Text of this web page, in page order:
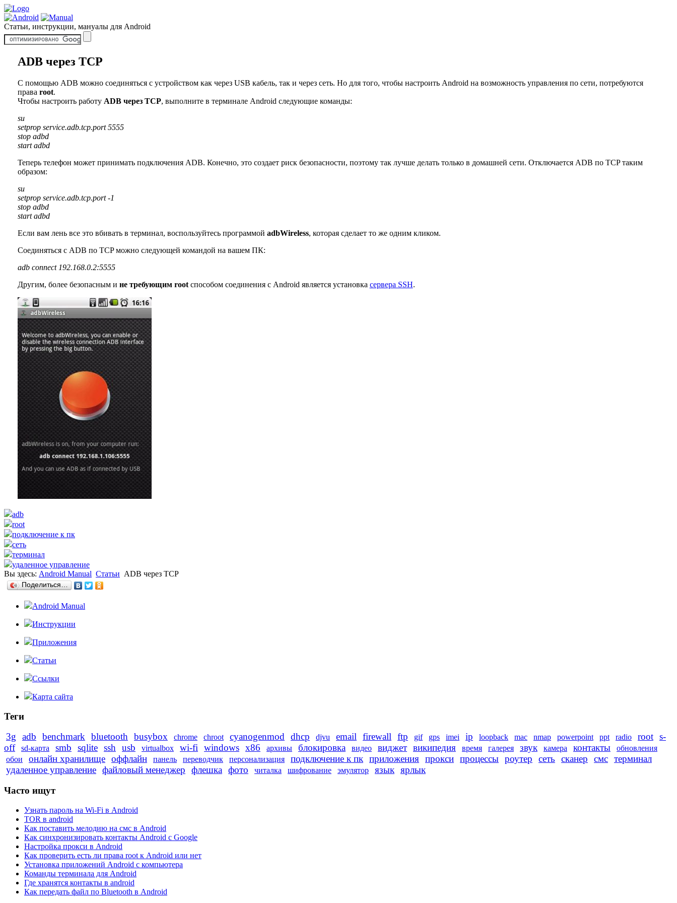
Статьи, инструкции, мануалы для Android
ADB через TCP
С помощью ADB можно соединяться с устройством как через USB кабель, так и через сеть. Но для того, чтобы настроить Android на возможность управления по сети, потребуются
права root.
Чтобы настроить работу ADB через TCP, выполните в терминале Android следующие команды:
su
setprop service.adb.tcp.port 5555
stop adbd
start adbd
Теперь телефон может принимать подключения ADB. Конечно, это создает риск безопасности, поэтому так лучше делать только в домашней сети. Отключается ADB по TCP таким
образом:
su
setprop service.adb.tcp.port -1
stop adbd
start adbd
Если вам лень все это вбивать в терминал, воспользуйтесь программой adbWireless, которая сделает то же одним кликом.
Соединяться с ADB по TCP можно следующей командой на вашем ПК:
adb connect 192.168.0.2:5555
Другим, более безопасным и не требующим rootспособом соединения с Android является установка сервера SSH.
adb
root
подключение к пк
сеть
терминал
удаленное управление
Вы здесь: Android Manual Статьи ADB через TCP
Поделиться…
Android Manual
Инструкции
Приложения
Статьи
Ссылки
Карта сайта
Теги
3g
adb benchmark bluetooth busybox chrome chroot cyanogenmod dhcp djvu email firewall ftp gif gps imei ip loopback mac nmap powerpoint ppt radio root s-
off
sd-карта smb sqlite ssh usb virtualbox wi-fi windows x86 архивы блокировка видео виджет википедия время галерея звук камера контакты
обновления
обои
онлайн хранилище оффлайн панель переводчик персонализация подключение к пк приложения прокси процессы роутер сеть сканер смс терминал
удаленное управление файловый менеджер флешка фото читалка шифрование эмулятор язык ярлык
Часто ищут
Узнать пароль на Wi-Fi в Android
TOR в android
Как поставить мелодию на смс в Android
Как синхронизировать контакты Android с Google
Настройка прокси в Android
Как проверить есть ли права root к Android или нет
Установка приложений Android с компьютера
Команды терминала для Android
Где хранятся контакты в android
Как передать файл по Bluetooth в Android